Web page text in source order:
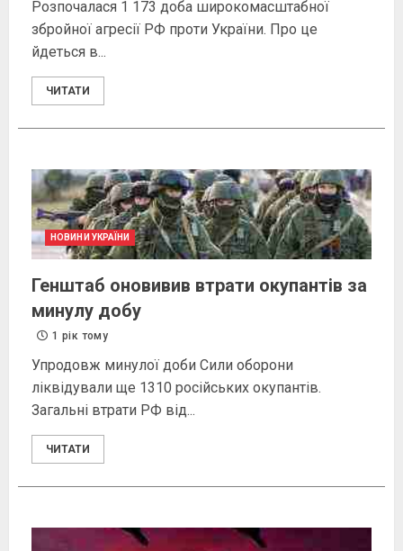
Розпочалася 1 173 доба широкомасштабної
збройної агресії РФ проти України . Про це
йдеться в...
ЧИТАТИ
НОВИНИ УКРАЇНИ
Генштаб оновивив втрати окупантів за
минулу добу
1 рік тому
Упродовж минулої доби Сили оборони
ліквідували ще 1310 російських окупантів.
Загальні втрати РФ від...
ЧИТАТИ